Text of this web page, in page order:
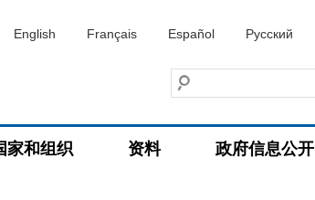
English Français Español Русский
家和组织 资料 政府信息公开